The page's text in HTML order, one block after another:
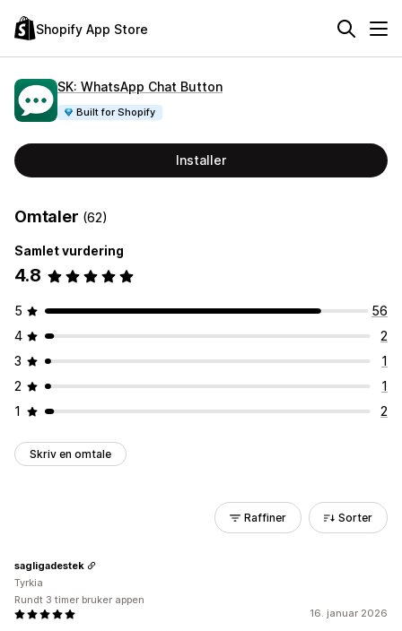
Shopify App Store
SK: WhatsApp Chat Button
Built for Shopify
Installer
Omtaler (62)
Samlet vurdering
4.8
5
56
4
2
3
1
2
1
1
2
Skriv en omtale
Raffiner Sorter
16. januar 2026
sagligadestek
Tyrkia
Rundt 3 timer bruker appen